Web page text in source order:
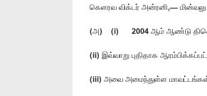
கெளரவ விக்டர் அன்ரனி,—
(அ) (i) 2004 ஆம் ஆண்டு
(ii) இவ்வாறு புதிதாக
(iii) அவை அமைந்துள்ள